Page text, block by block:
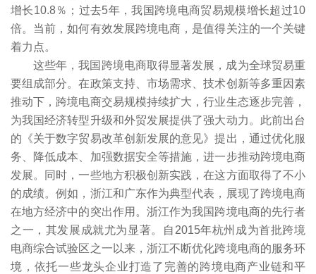
增长10.8％；过去5年，我国跨境电商贸易规模增长超过10
倍。当前，如何有效发展跨境电商，是值得关注的一个关键
着力点。
这些年，我国跨境电商取得显著发展，成为全球贸易重
要组成部分。在政策支持、市场需求、技术创新等多重因素
推动下，跨境电商交易规模持续扩大，行业生态逐步完善，
为我国经济转型升级和外贸发展提供了强大动力。此前出台
的《关于数字贸易改革创新发展的意见》提出，通过优化服
务、降低成本、加强数据安全等措施，进一步推动跨境电商
发展。同时，一些地方积极创新实践，在这方面取得了不小
的成绩。例如，浙江和广东作为典型代表，展现了跨境电商
在地方经济中的突出作用。浙江作为我国跨境电商的先行者
之一，其发展成就尤为显著。自2015年杭州成为首批跨境
电商综合试验区之一以来，浙江不断优化跨境电商的服务环
境，依托一些龙头企业打造了完善的跨境电商产业链和平